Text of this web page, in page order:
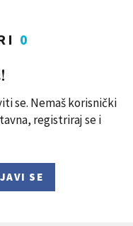
0
se. Nemaš korisnički
registriraj se i
SE